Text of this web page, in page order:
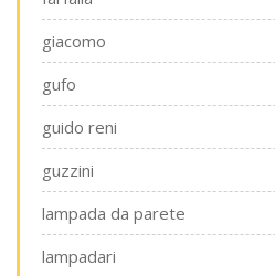
giacomo
gufo
guido reni
guzzini
lampada da parete
lampadari